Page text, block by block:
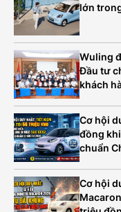
lớn
Wuling
Đầu tư
khách
Cơ hội
đồng
chuẩn
Cơ hội